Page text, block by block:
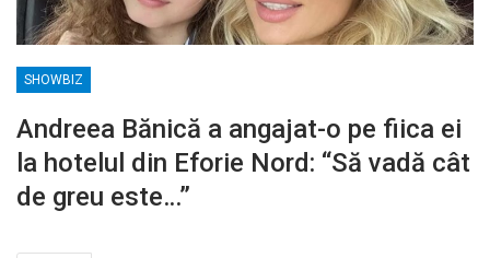
SHOWBIZ
Andreea Bănică a angajat-o pe fiica ei
la hotelul din Eforie Nord: “Să vadă cât
de greu este…”